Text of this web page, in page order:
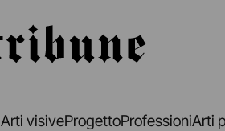
Arti visiveProgettoProfessioniArti